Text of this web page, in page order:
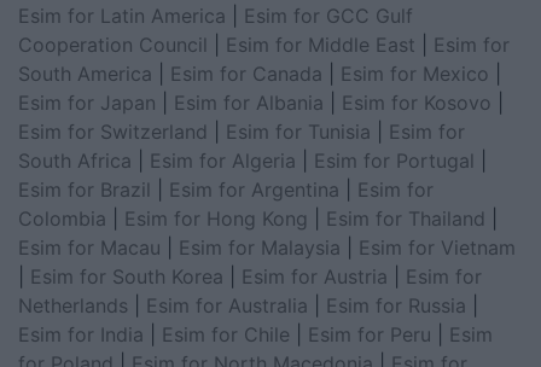
Esim for Latin America
Esim for GCC Gulf
Cooperation Council
Esim for Middle East
Esim for
South America
Esim for Canada Esim for Mexico
Esim for Japan
Esim for Albania Esim for Kosovo
Esim for Switzerland
Esim for Tunisia
Esim for
South Africa
Esim for Algeria Esim for Portugal
Esim for Brazil
Esim for Argentina
Esim for
Colombia
Esim for Hong Kong Esim for Thailand
Esim for Macau
Esim for Malaysia
Esim for Vietnam
Esim for South Korea Esim for Austria
Esim for
Netherlands
Esim for Australia Esim for Russia
Esim for India
Esim for Chile Esim for Peru
Esim